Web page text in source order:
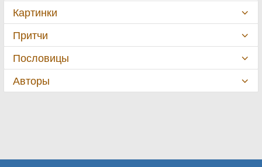
Картинки
Притчи
Пословицы
Авторы